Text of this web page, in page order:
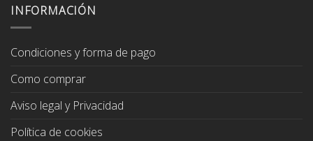
INFORMACIÓN
Condiciones y forma de pago
Como comprar
Aviso legal y Privacidad
Política de cookies